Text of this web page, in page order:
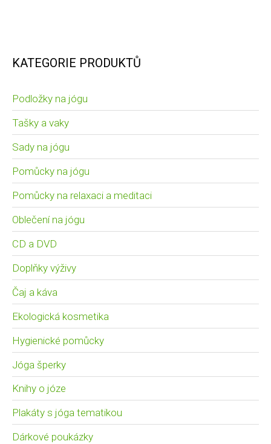
KATEGORIE PRODUKTŮ
Podložky na jógu
Tašky a vaky
Sady na jógu
Pomůcky na jógu
Pomůcky na relaxaci a meditaci
Oblečení na jógu
CD a DVD
Doplňky výživy
Čaj a káva
Ekologická kosmetika
Hygienické pomůcky
Jóga šperky
Knihy o józe
Plakáty s jóga tematikou
Dárkové poukázky